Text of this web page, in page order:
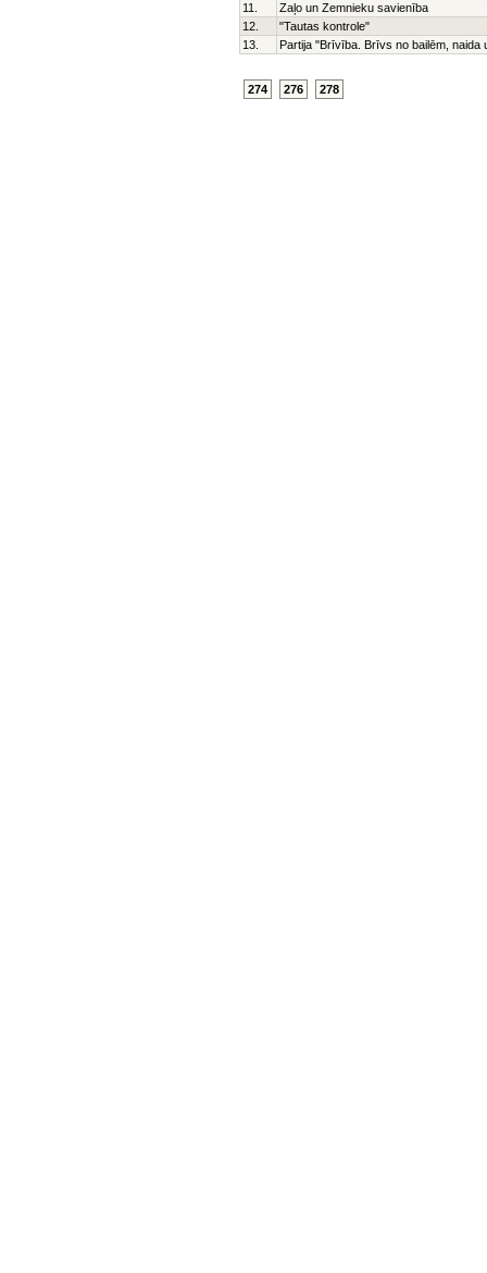
11.
Zaļo un Zemnieku savienība
12.
"Tautas kontrole"
13.
Partija "Brīvība. Brīvs no bailēm, naida
274 276 278